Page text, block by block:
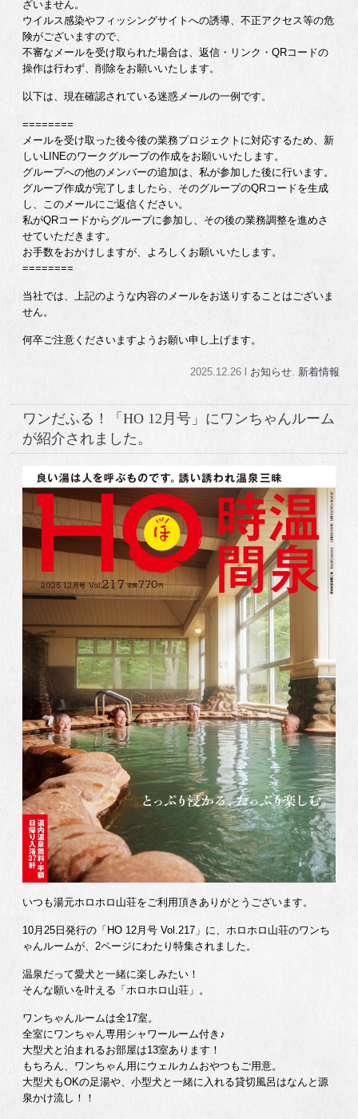
ざいません。
ウイルス感染やフィッシングサイトへの誘導、不正アクセス等の危
険がございますので、
不審なメールを受け取られた場合は、返信・リンク・QRコードの
操作は行わず、削除をお願いいたします。
以下は、現在確認されている迷惑メールの一例です。
========
メールを受け取った後今後の業務プロジェクトに対応するため、新
しいLINEのワークグループの作成をお願いいたします。
グループへの他のメンバーの追加は、私が参加した後に行います。
グループ作成が完了しましたら、そのグループのQRコードを生成
し、このメールにご返信ください。
私がQRコードからグループに参加し、その後の業務調整を進めさ
せていただきます。
お手数をおかけしますが、よろしくお願いいたします。
========
当社では、上記のような内容のメールをお送りすることはございま
せん。
何卒ご注意くださいますようお願い申し上げます。
2025.12.26 l お知らせ. 新着情報
ワンだふる！「HO 12月号」にワンちゃんルーム
が紹介されました。
いつも湯元ホロホロ山荘をご利用頂きありがとうございます。
10月25日発行の「HO 12月号 Vol.217」に、ホロホロ山荘のワンち
ゃんルームが、2ページにわたり特集されました。
温泉だって愛犬と一緒に楽しみたい！
そんな願いを叶える「ホロホロ山荘」。
ワンちゃんルームは全17室。
全室にワンちゃん専用シャワールーム付き♪
大型犬と泊まれるお部屋は13室あります！
もちろん、ワンちゃん用にウェルカムおやつもご用意。
大型犬もOKの足湯や、小型犬と一緒に入れる貸切風呂はなんと源
泉かけ流し！！